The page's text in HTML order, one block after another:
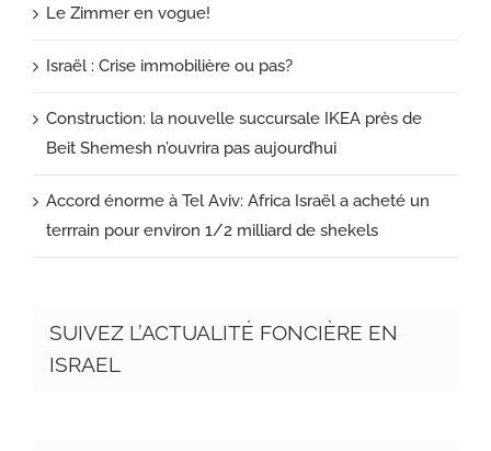
Le Zimmer en vogue!
Israël : Crise immobilière ou pas?
Construction: la nouvelle succursale IKEA près de
Beit Shemesh n’ouvrira pas aujourd’hui
Accord énorme à Tel Aviv: Africa Israël a acheté un
terrrain pour environ 1/2 milliard de shekels
SUIVEZ L’ACTUALITÉ FONCIÈRE EN
ISRAEL